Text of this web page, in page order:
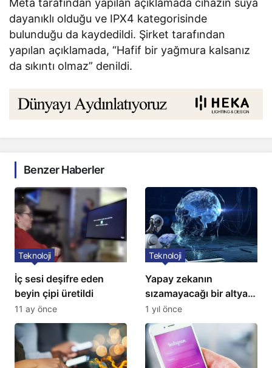
dayanıklı olduğu ve IPX4 kategorisinde
bulunduğu da kaydedildi. Şirket tarafından
yapılan açıklamada, “Hafif bir yağmura kalsanız
da sıkıntı olmaz” denildi.
Benzer Haberler
İç sesi deşifre eden
beyin çipi üretildi
Teknoloji
11 ay önce
Yapay zekanın
sızamayacağı bir altyapı
geliştirildi
Teknoloji
1 yıl önce